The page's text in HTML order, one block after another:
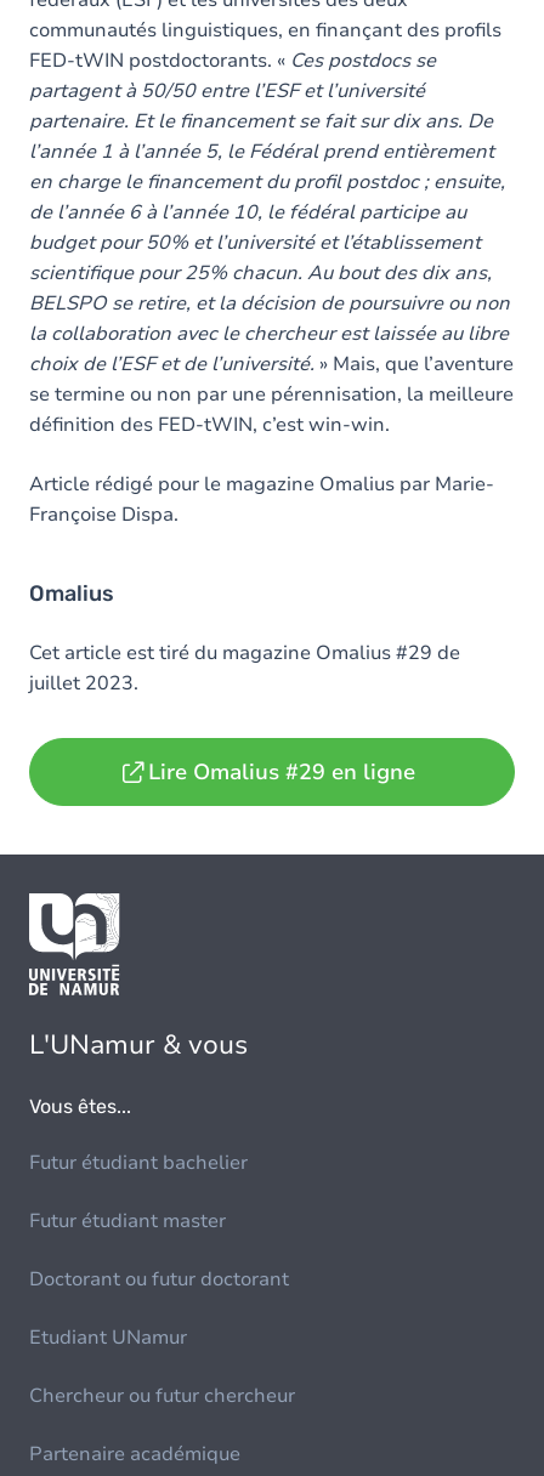
communautés linguistiques, en finançant des profils
FED-tWIN postdoctorants. « Ces postdocs se
partagent à 50/50 entre l’ESF et l’université
partenaire. Et le financement se fait sur dix ans. De
l’année 1 à l’année 5, le Fédéral prend entièrement
en charge le financement du profil postdoc ; ensuite,
de l’année 6 à l’année 10, le fédéral participe au
budget pour 50% et l’université et l’établissement
scientifique pour 25% chacun. Au bout des dix ans,
BELSPO se retire, et la décision de poursuivre ou non
la collaboration avec le chercheur est laissée au libre
choix de l’ESF et de l’université. » Mais, que l’aventure
se termine ou non par une pérennisation, la meilleure
définition des FED-tWIN, c’est win-win.
Article rédigé pour le magazine Omalius par Marie-
Françoise Dispa.
Omalius
Cet article est tiré du magazine Omalius #29 de
juillet 2023.
Lire Omalius #29 en ligne
L'UNamur & vous
Vous êtes...
Futur étudiant bachelier
Futur étudiant master
Doctorant ou futur doctorant
Etudiant UNamur
Chercheur ou futur chercheur
Partenaire académique